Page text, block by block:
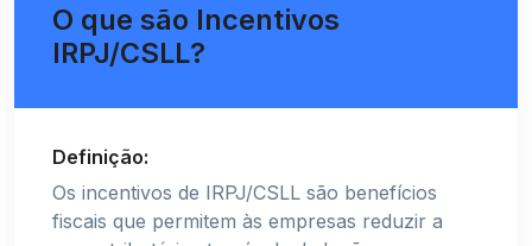
O que são Incentivos
IRPJ/CSLL?
Definição:
Os incentivos de IRPJ/CSLL são benefícios
fiscais que permitem às empresas reduzir a